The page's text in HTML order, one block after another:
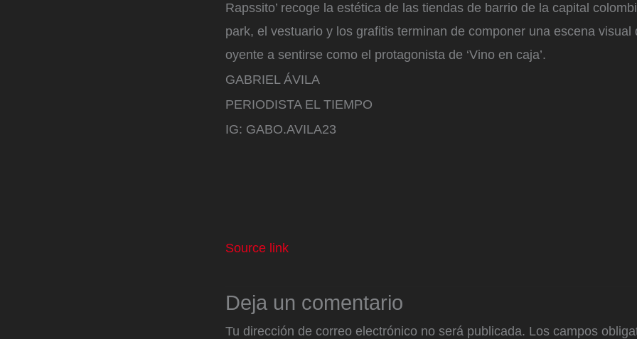
Rapssito’ recoge la estética de las tiendas de barrio de la capital
park, el vestuario y los grafitis terminan de componer una escena visual
oyente a sentirse como el protagonista de ‘Vino en caja’.
GABRIEL ÁVILA
PERIODISTA EL TIEMPO
IG: GABO.AVILA23
Source link
Deja un comentario
Tu dirección de correo electrónico no será publicada. Los campos